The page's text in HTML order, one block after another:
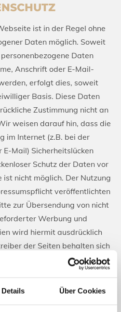
Details Über Cookies
ist in der Regel ohne
Daten möglich. Soweit
Daten
Anschrift oder E-Mail-
erfolgt dies, soweit
Basis. Diese Daten
Zustimmung nicht an
weisen darauf hin, dass die
im Internet (z.B. bei der
E-Mail) Sicherheitslücken
Schutz der Daten vor
nicht möglich. Der Nutzung
veröffentlichten
zur Übersendung von nicht
Werbung und
wird hiermit ausdrücklich
der Seiten behalten sich
Schritte im Falle der
von Werbeinformationen,
Spam-Mails, vor.